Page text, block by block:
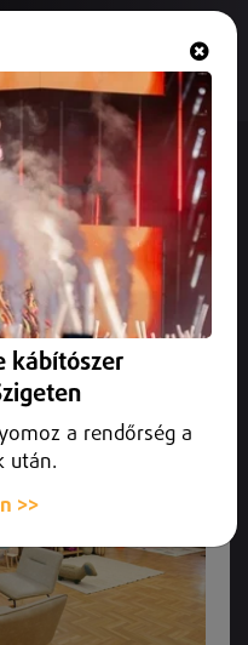
nyílt a
Debreceni Egyetem
kábítószer
a rendőrség a
után.
>>